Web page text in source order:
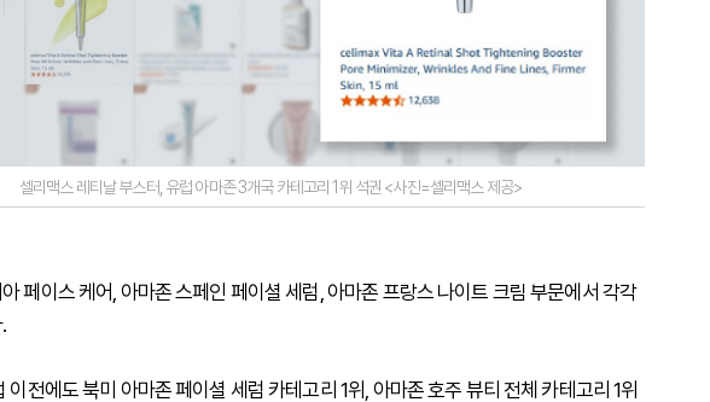
셀리맥스 레티날 부스터, 유럽 아마존 3개국 카테고리 1위 석권 <사진=셀리맥스 제공>
페이스 케어, 아마존 스페인 페이셜 세럼, 아마존 프랑스 나이트 크림 부문에서 각각
이전에도 북미 아마존 페이셜 세럼 카테고리 1위, 아마존 호주 뷰티 전체 카테고리 1위